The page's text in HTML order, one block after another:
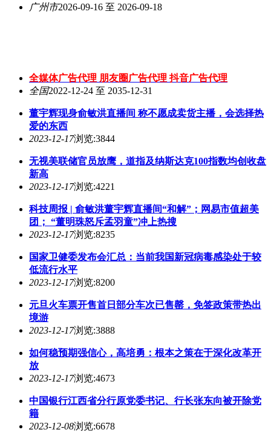
广州市2026-09-16 至 2026-09-18
全媒体广告代理 朋友圈广告代理 抖音广告代理
全国2022-12-24 至 2035-12-31
董宇辉现身俞敏洪直播间 称不愿成卖货主播，会选择热
爱的东西
2023-12-17浏览:3844
无视美联储官员放鹰，道指及纳斯达克100指数均创收盘
新高
2023-12-17浏览:4221
科技周报 | 俞敏洪董宇辉直播间“和解”；网易市值超美
团； “董明珠怒斥孟羽童”冲上热搜
2023-12-17浏览:8235
国家卫健委发布会汇总：当前我国新冠病毒感染处于较
低流行水平
2023-12-17浏览:8200
元旦火车票开售首日部分车次已售罄，免签政策带热出
境游
2023-12-17浏览:3888
如何稳预期强信心，高培勇：根本之策在于深化改革开
放
2023-12-17浏览:4673
中国银行江西省分行原党委书记、行长张东向被开除党
籍
2023-12-08浏览:6678